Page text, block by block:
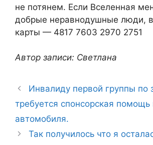
не потянем. Если Вселенная
добрые неравнодушные люди,
карты — 4817 7603 2970 2751
Автор записи: Светлана
Инвалиду первой группы по
требуется спонсорская
автомобиля.
Так получилось что я